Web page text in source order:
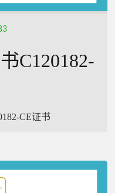
C120182-
CE证书